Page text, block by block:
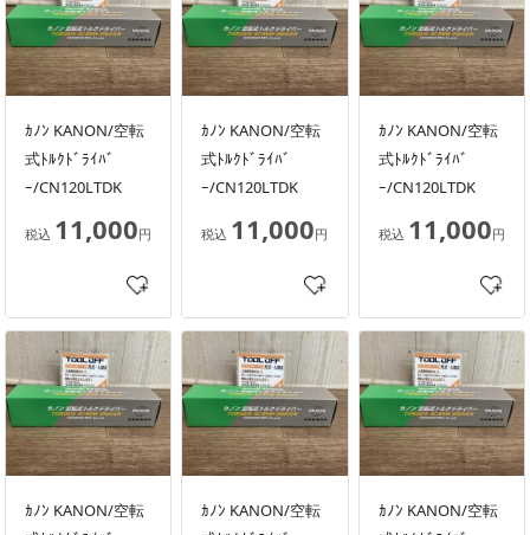
ｶﾉﾝ KANON/空転
式ﾄﾙｸﾄﾞﾗｲﾊﾞ
ｰ/CN120LTDK
税込 11,000円
ｶﾉﾝ KANON/空転
式ﾄﾙｸﾄﾞﾗｲﾊﾞ
ｰ/CN120LTDK
税込 11,000円
ｶﾉﾝ KANON/空転
式ﾄﾙｸﾄﾞﾗｲﾊﾞ
ｰ/CN120LTDK
税込 11,000円
ｶﾉﾝ KANON/空転
ｶﾉﾝ KANON/空転
ｶﾉﾝ KANON/空転